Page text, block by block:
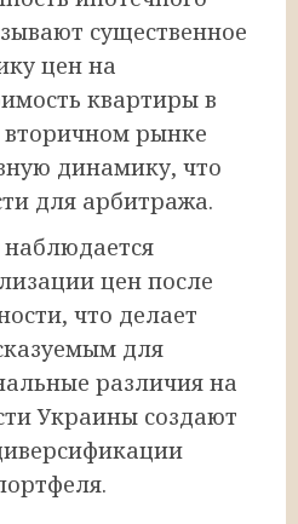
существенное
цен на
квартиры в
вторичном рынке
динамику, что
для арбитража.
цен после
что делает
для
различия на
Украины создают